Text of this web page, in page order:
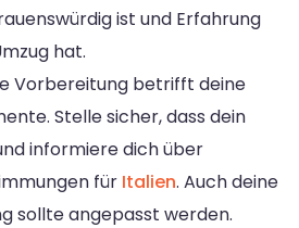
ist und Erfahrung
hat.
Vorbereitung betrifft deine
Stelle sicher, dass dein
informiere dich über
für Italien. Auch deine
sollte angepasst werden.